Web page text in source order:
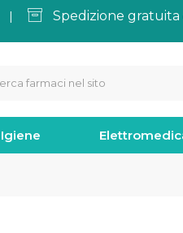
| Spedizione gratuita
Igiene